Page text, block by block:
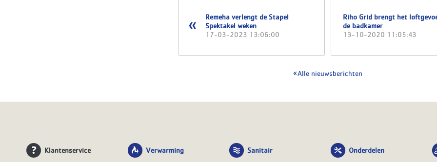
Remeha verlengt de Stapel
Spektakel weken
17-03-2023 13:06:00
Riho Grid brengt het
de badkamer
13-10-2020 11:05:43
Alle nieuwsberichten
Klantenservice Verwarming Sanitair Onderdelen